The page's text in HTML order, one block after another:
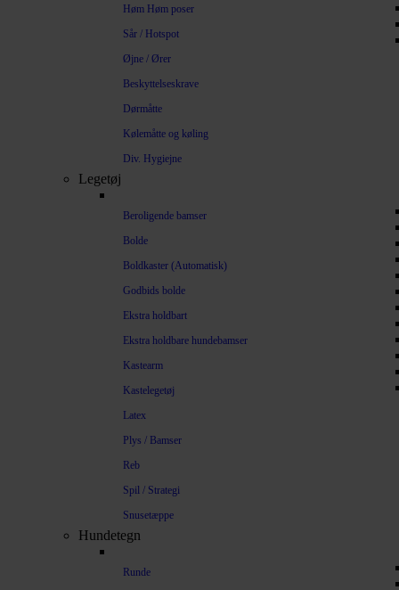
Høm Høm poser
Sår / Hotspot
Øjne / Ører
Beskyttelseskrave
Dørmåtte
Kølemåtte og køling
Div. Hygiejne
Legetøj
Beroligende bamser
Bolde
Boldkaster (Automatisk)
Godbids bolde
Ekstra holdbart
Ekstra holdbare hundebamser
Kastearm
Kastelegetøj
Latex
Plys / Bamser
Reb
Spil / Strategi
Snusetæppe
Hundetegn
Runde